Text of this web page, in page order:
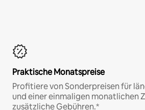
Praktische Monatspreise
Profitiere von Sonderpreisen für
und einer einmaligen monatlichen
zusätzliche Gebühren.*